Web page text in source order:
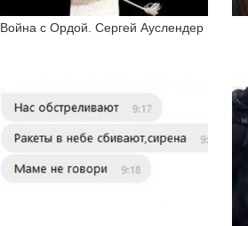
Война с Ордой. Сергей Ауслендер